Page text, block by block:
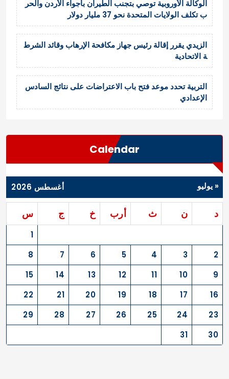
الوكالة الأوروبية توصي بتجنب الطيران بأجواء الأردن والحر
ب تكلف الولايات المتحدة نحو 37 مليار دولار
الزيدي يقرر إقالة رئيس جهاز مكافحة الإرهاب وقائد الشرط
ة الاتحادية
التربية تحدد موعد فتح باب الاعتراضات على نتائج السادس
الإعدادي
Calendar
أغسطس 2026
د ن ث أرب خ ج س
1
2
3
4
5
6
7
8
9
10
11
12
13
14
15
16
17
18
19
20
21
22
23
24
25
26
27
28
29
30
31
« يوليو